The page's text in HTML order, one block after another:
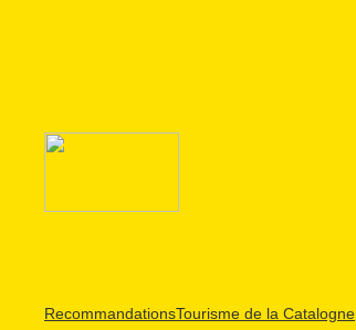
RecommandationsTourisme de la Catalogne